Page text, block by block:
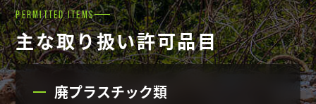
PERMITTED ITEMS
主な取り扱い許可品目
廃プラスチック類